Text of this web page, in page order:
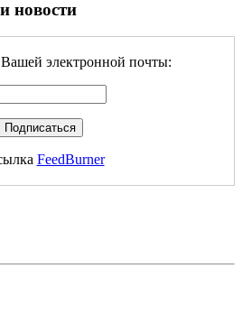
новости
Вашей электронной почты:
FeedBurner